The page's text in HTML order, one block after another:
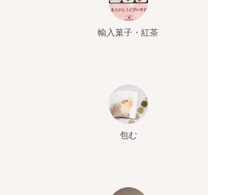
輸入菓子・紅茶
包む